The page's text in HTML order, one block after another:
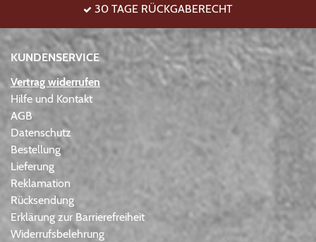
30 TAGE RÜCKGABERECHT
KUNDENSERVICE
Vertrag widerrufen
Hilfe und Kontakt
AGB
Datenschutz
Bestellung
Lieferung
Reklamation
Rücksendung
Erklärung zur Barrierefreiheit
Widerrufsbelehrung